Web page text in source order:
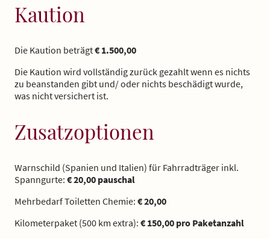
Kaution
Die Kaution beträgt€ 1.500,00
Die Kaution wird vollständig zurück gezahlt wenn es nichts
zu beanstanden gibt und/ oder nichts beschädigt wurde,
was nicht versichert ist.
Zusatzoptionen
Warnschild (Spanien und Italien) für Fahrradträger inkl.
Spanngurte: € 20,00 pauschal
Mehrbedarf Toiletten Chemie: € 20,00
Kilometerpaket (500 km extra): € 150,00 pro Paketanzahl